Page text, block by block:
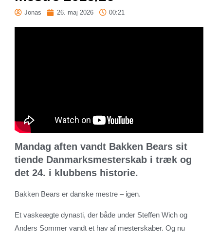
Jonas 26. maj 2026 00:21
Mandag aften vandt Bakken Bears sit
tiende Danmarksmesterskab i træk og
det 24. i klubbens historie.
Bakken Bears er danske mestre – igen.
Et vaskeægte dynasti, der både under Steffen Wich og
Anders Sommer vandt et hav af mesterskaber. Og nu